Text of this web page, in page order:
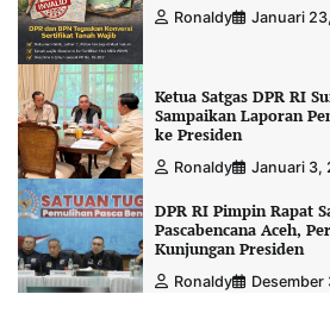
Ronaldy Januari
Ketua Satgas DPR RI
Sampaikan Laporan
ke Presiden
Ronaldy Januari 3,
DPR RI Pimpin Rapat
Pascabencana Aceh,
Kunjungan Presiden
Ronaldy Desember